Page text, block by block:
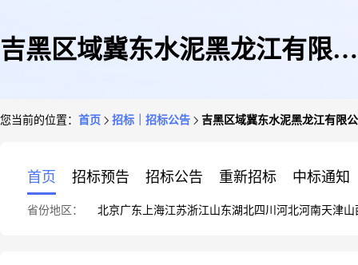
吉黑区域冀东水泥黑龙江有限公
您当前的位置： 首页 招标｜招标公告 吉黑区域冀东水泥黑龙江有限
首页 招标预告 招标公告 重新招标 中标通知
省份地区： 北京广东 上海江苏浙江山东湖北四川 河北河南天津山